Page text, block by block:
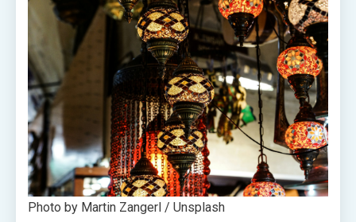
Photo by Martin Zangerl / Unsplash